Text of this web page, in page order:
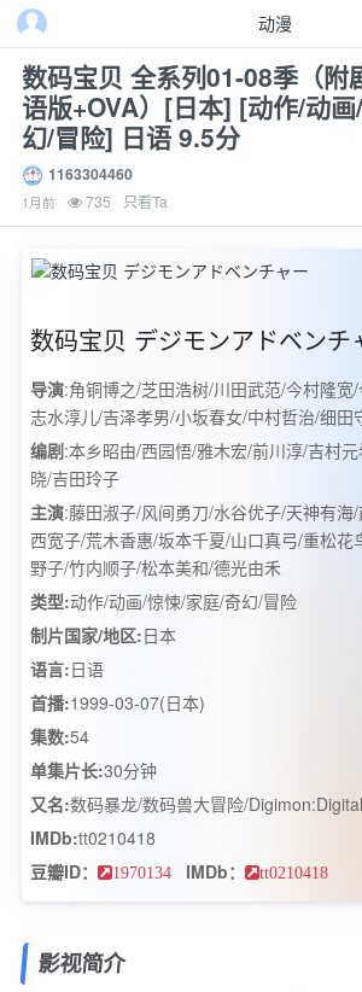
动漫
数码宝贝 全系列01-08季（附
语版+OVA）[日本] [动作/动
幻/冒险] 日语 9.5分
1163304460
1月前 735 只看Ta
数码宝贝 デジモンアドベンチ
导演:角铜博之/芝田浩树/川田武范/今村隆宽
志水淳儿/吉泽孝男/小坂春女/中村哲治/细田
编剧:本乡昭由/西园悟/雅木宏/前川淳/吉村
晓/吉田玲子
主演:藤田淑子/风间勇刀/水谷优子/天神有海
西宽子/荒木香惠/坂本千夏/山口真弓/重松花
野子/竹内顺子/松本美和/德光由禾
类型:动作/动画/惊悚/家庭/奇幻/冒险
制片国家/地区:日本
语言:日语
首播:1999-03-07(日本)
集数:54
单集片长:30分钟
又名:数码暴龙/数码兽大冒险/
IMDb:tt0210418
豆瓣ID：
1970134 IMDb： tt0210418
影视简介